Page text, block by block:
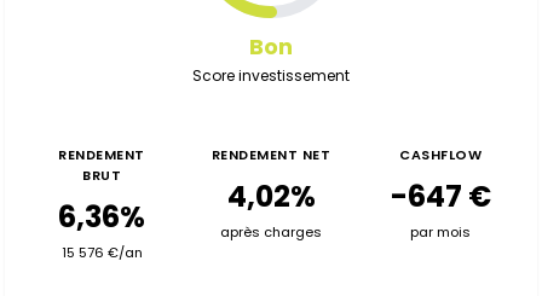
Bon
Score investissement
RENDEMENT
BRUT
6,36%
15 576 €/an
RENDEMENT NET
4,02%
après charges
CASHFLOW
-647 €
par mois